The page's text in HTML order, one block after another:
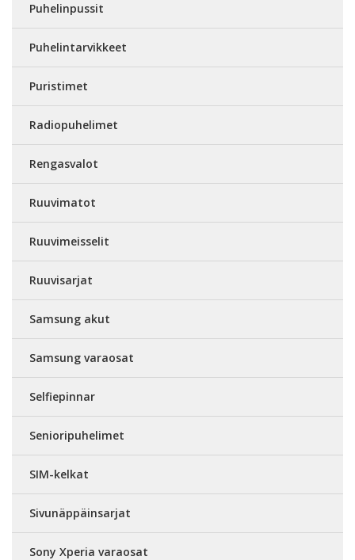
Puhelinpussit
Puhelintarvikkeet
Puristimet
Radiopuhelimet
Rengasvalot
Ruuvimatot
Ruuvimeisselit
Ruuvisarjat
Samsung akut
Samsung varaosat
Selfiepinnar
Senioripuhelimet
SIM-kelkat
Sivunäppäinsarjat
Sony Xperia varaosat